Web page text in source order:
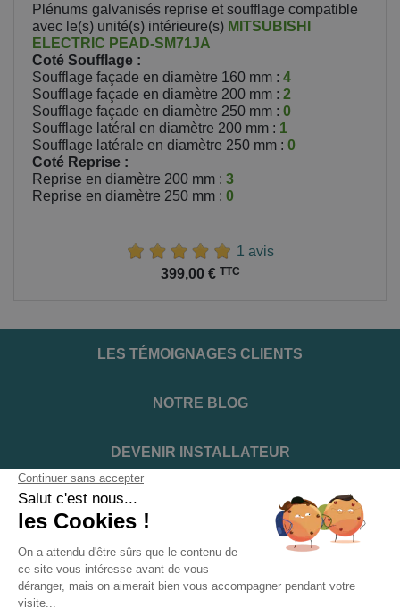
Plénums galvanisés reprise et soufflage compatible
avec le(s) unité(s) intérieure(s) MITSUBISHI
ELECTRIC PEAD-SM71JA
Coté Soufflage :
Soufflage façade en diamètre 160 mm : 4
Soufflage façade en diamètre 200 mm : 2
Soufflage façade en diamètre 250 mm : 0
Soufflage latéral en diamètre 200 mm : 1
Soufflage latérale en diamètre 250 mm : 0
Coté Reprise :
Reprise en diamètre 200 mm : 3
Reprise en diamètre 250 mm : 0
1 avis
399,00 € TTC
LES TÉMOIGNAGES CLIENTS
NOTRE BLOG
DEVENIR INSTALLATEUR
NOTRE SERVICE APRÈS VENTE
NOS PARTENAIRES OFFICIELS